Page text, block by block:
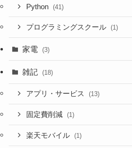
Python (41)
プログラミングスクール (1)
家電 (3)
雑記 (18)
アプリ・サービス (13)
固定費削減 (1)
楽天モバイル (1)